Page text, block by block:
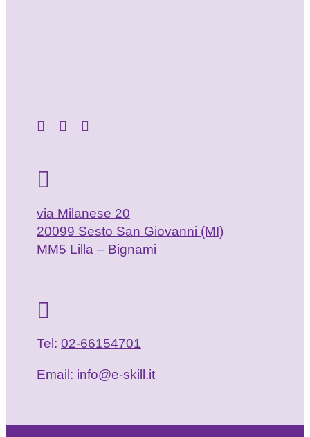
via Milanese 20
20099 Sesto San Giovanni (MI)
MM5 Lilla – Bignami
Tel: 02-66154701
Email: info@e-skill.it